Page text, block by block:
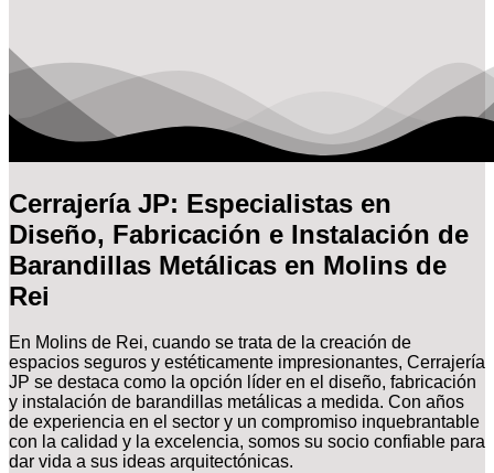
Cerrajería JP: Especialistas en
Diseño, Fabricación e Instalación de
Barandillas Metálicas en Molins de
Rei
En Molins de Rei, cuando se trata de la creación de
espacios seguros y estéticamente impresionantes, Cerrajería
JP se destaca como la opción líder en el diseño, fabricación
y instalación de barandillas metálicas a medida. Con años
de experiencia en el sector y un compromiso inquebrantable
con la calidad y la excelencia, somos su socio confiable para
dar vida a sus ideas arquitectónicas.